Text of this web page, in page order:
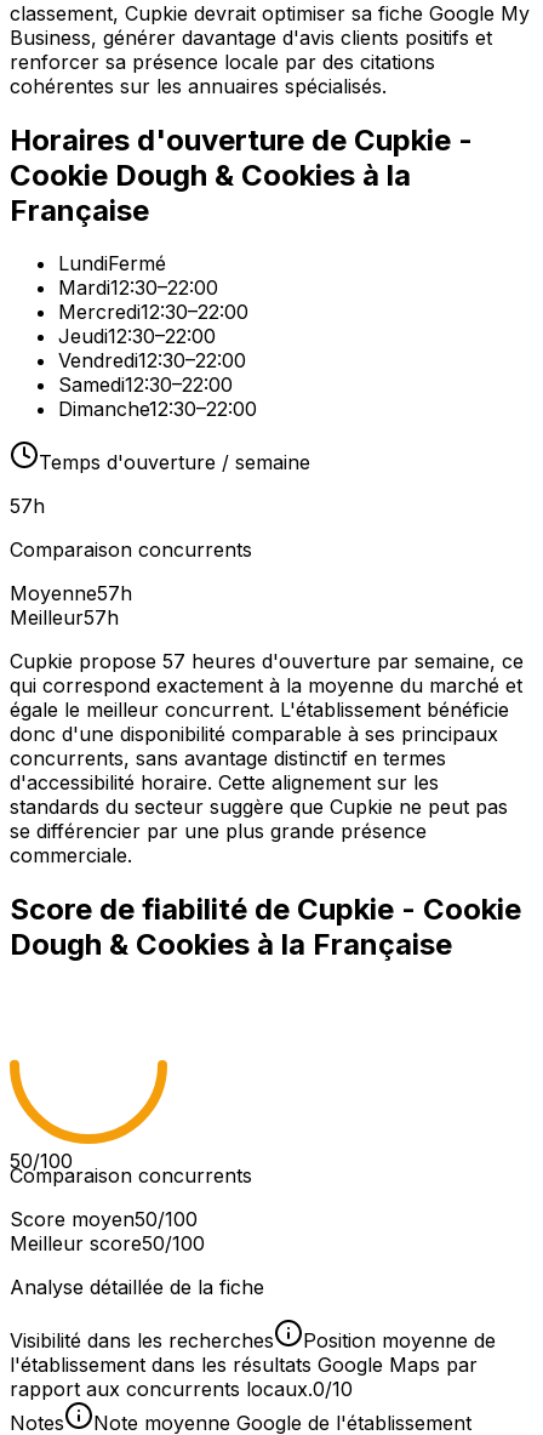
classement, Cupkie devrait optimiser sa fiche Google My
Business, générer davantage d'avis clients positifs et
renforcer sa présence locale par des citations
cohérentes sur les annuaires spécialisés.
Horaires d'ouverture de Cupkie -
Cookie Dough & Cookies à la
Française
LundiFermé
Mardi12:30–22:00
Mercredi12:30–22:00
Jeudi12:30–22:00
Vendredi12:30–22:00
Samedi12:30–22:00
Dimanche12:30–22:00
Temps d'ouverture / semaine
57h
Comparaison concurrents
Moyenne57h
Meilleur57h
Cupkie propose 57 heures d'ouverture par semaine, ce
qui correspond exactement à la moyenne du marché et
égale le meilleur concurrent. L'établissement bénéficie
donc d'une disponibilité comparable à ses principaux
concurrents, sans avantage distinctif en termes
d'accessibilité horaire. Cette alignement sur les
standards du secteur suggère que Cupkie ne peut pas
se différencier par une plus grande présence
commerciale.
Score de fiabilité de Cupkie - Cookie
Dough & Cookies à la Française
50/100
Comparaison concurrents
Score moyen50/100
Meilleur score50/100
Analyse détaillée de la fiche
Visibilité dans les recherches
Position moyenne de
l'établissement dans les résultats Google Maps par
rapport aux concurrents locaux.0/10
Notes
Note moyenne Google de l'établissement